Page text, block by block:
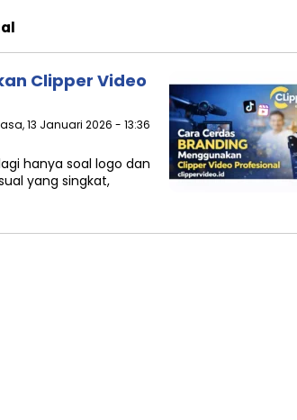
Clipper Video
13 Januari 2026 - 13:36
hanya soal logo dan
yang singkat,